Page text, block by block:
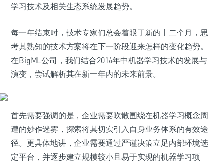
学习技术及相关生态系统发展趋势。
每一年结束时，技术专家们总会着眼于新的十二个月，思
考其熟知的技术方案将在下一阶段迎来怎样的变化趋势。
在BigML公司，我们结合2016年中机器学习技术的发展与
演变，尝试解析其在新一年内的未来前景。
首先需要强调的是，企业需要吹散围绕在机器学习概念周
遭的炒作迷雾，探索将其切实引入自身业务体系的有效途
径。更具体地讲，企业需要通过严谨决策立足内部环境选
定平台，并逐步建立规模较小且易于实现的机器学习项